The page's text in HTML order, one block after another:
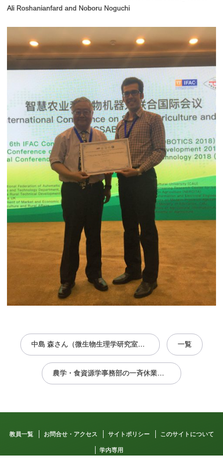
Ali Roshanianfard and Noboru Noguchi
中島 森さん（微生物生理学研究室）が日本乳酸菌学会2018年度大会で若手優秀発表賞を受賞 一覧
農学・食資源学事務部の一斉休業について（平成30年8月13日(月)）
教員一覧 お問合せ・アクセス サイトポリシー このサイトについて
学内専用